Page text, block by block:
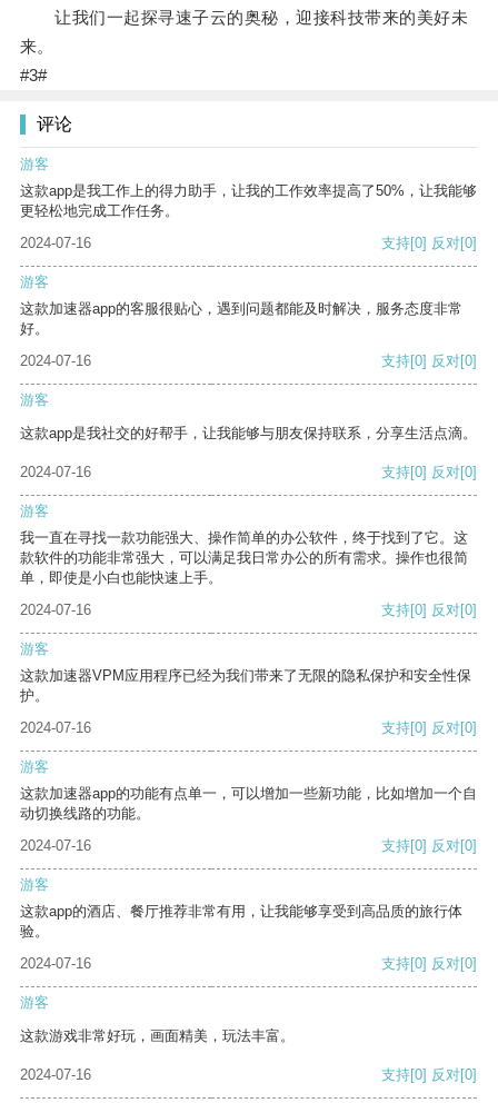
让我们一起探寻速子云的奥秘，迎接科技带来的美好未
来。
#3#
评论
游客
这款app是我工作上的得力助手，让我的工作效率提高了50%，让我能够
更轻松地完成工作任务。
2024-07-16
支持[0] 反对[0]
游客
这款加速器app的客服很贴心，遇到问题都能及时解决，服务态度非常
好。
2024-07-16
支持[0] 反对[0]
游客
这款app是我社交的好帮手，让我能够与朋友保持联系，分享生活点滴。
2024-07-16 支持[0] 反对[0]
游客
我一直在寻找一款功能强大、操作简单的办公软件，终于找到了它。这
款软件的功能非常强大，可以满足我日常办公的所有需求。操作也很简
单，即使是小白也能快速上手。
2024-07-16
支持[0] 反对[0]
游客
这款加速器VPM应用程序已经为我们带来了无限的隐私保护和安全性保
护。
2024-07-16
支持[0] 反对[0]
游客
这款加速器app的功能有点单一，可以增加一些新功能，比如增加一个自
动切换线路的功能。
2024-07-16
支持[0] 反对[0]
游客
这款app的酒店、餐厅推荐非常有用，让我能够享受到高品质的旅行体
验。
2024-07-16
支持[0] 反对[0]
游客
这款游戏非常好玩，画面精美，玩法丰富。
2024-07-16 支持[0] 反对[0]